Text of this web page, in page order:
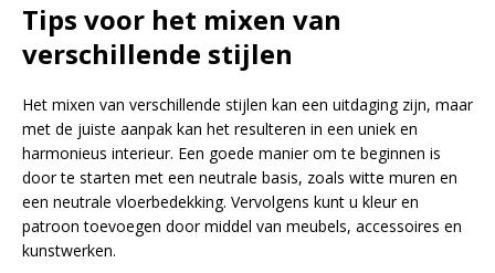
Tips voor het mixen van
verschillende stijlen
Het mixen van verschillende stijlen kan een uitdaging zijn, maar
met de juiste aanpak kan het resulteren in een uniek en
harmonieus interieur. Een goede manier om te beginnen is
door te starten met een neutrale basis, zoals witte muren en
een neutrale vloerbedekking. Vervolgens kunt u kleur en
patroon toevoegen door middel van meubels, accessoires en
kunstwerken.